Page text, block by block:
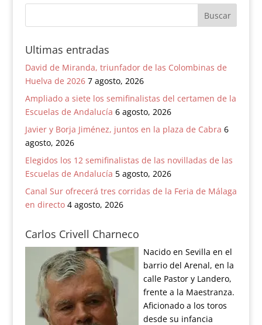
Ultimas entradas
David de Miranda, triunfador de las Colombinas de
Huelva de 2026 7 agosto, 2026
Ampliado a siete los semifinalistas del certamen de la
Escuelas de Andalucía 6 agosto, 2026
Javier y Borja Jiménez, juntos en la plaza de Cabra 6
agosto, 2026
Elegidos los 12 semifinalistas de las novilladas de las
Escuelas de Andalucía 5 agosto, 2026
Canal Sur ofrecerá tres corridas de la Feria de Málaga
en directo 4 agosto, 2026
Carlos Crivell Charneco
Nacido en Sevilla en el
barrio del Arenal, en la
calle Pastor y Landero,
frente a la Maestranza.
Aficionado a los toros
desde su infancia